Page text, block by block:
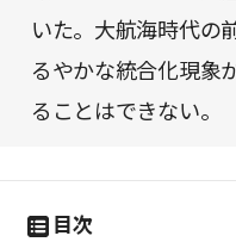
いた。大航海時代の
るやかな統合化現象
ることはできない。
目次